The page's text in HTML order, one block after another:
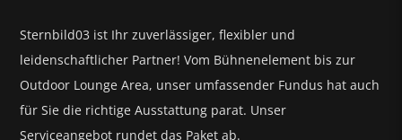
Sternbild03 ist Ihr zuverlässiger, flexibler und
leidenschaftlicher Partner! Vom Bühnenelement bis zur
Outdoor Lounge Area, unser umfassender Fundus hat auch
für Sie die richtige Ausstattung parat. Unser
Serviceangebot rundet das Paket ab.